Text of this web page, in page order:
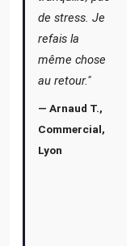
de stress. Je
refais la
même chose
au retour."
— Arnaud T.,
Commercial,
Lyon